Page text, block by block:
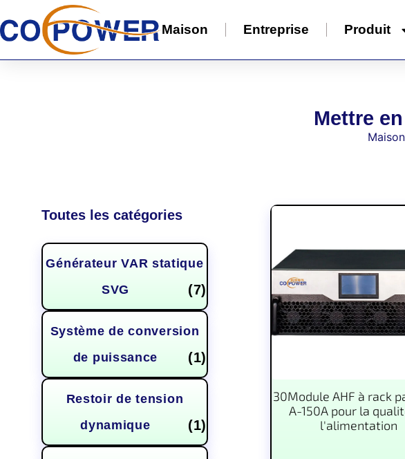
Maison Entreprise Produit
Mettre
Maison
Toutes les catégories
Générateur VAR statique
SVG
(7)
Système de conversion
de puissance
(1)
Restoir de tension
dynamique
(1)
30Module AHF à rack
A-150A pour la
l'alimentation